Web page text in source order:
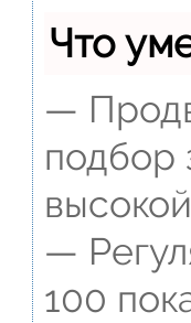
Что
—
подбор
—
100